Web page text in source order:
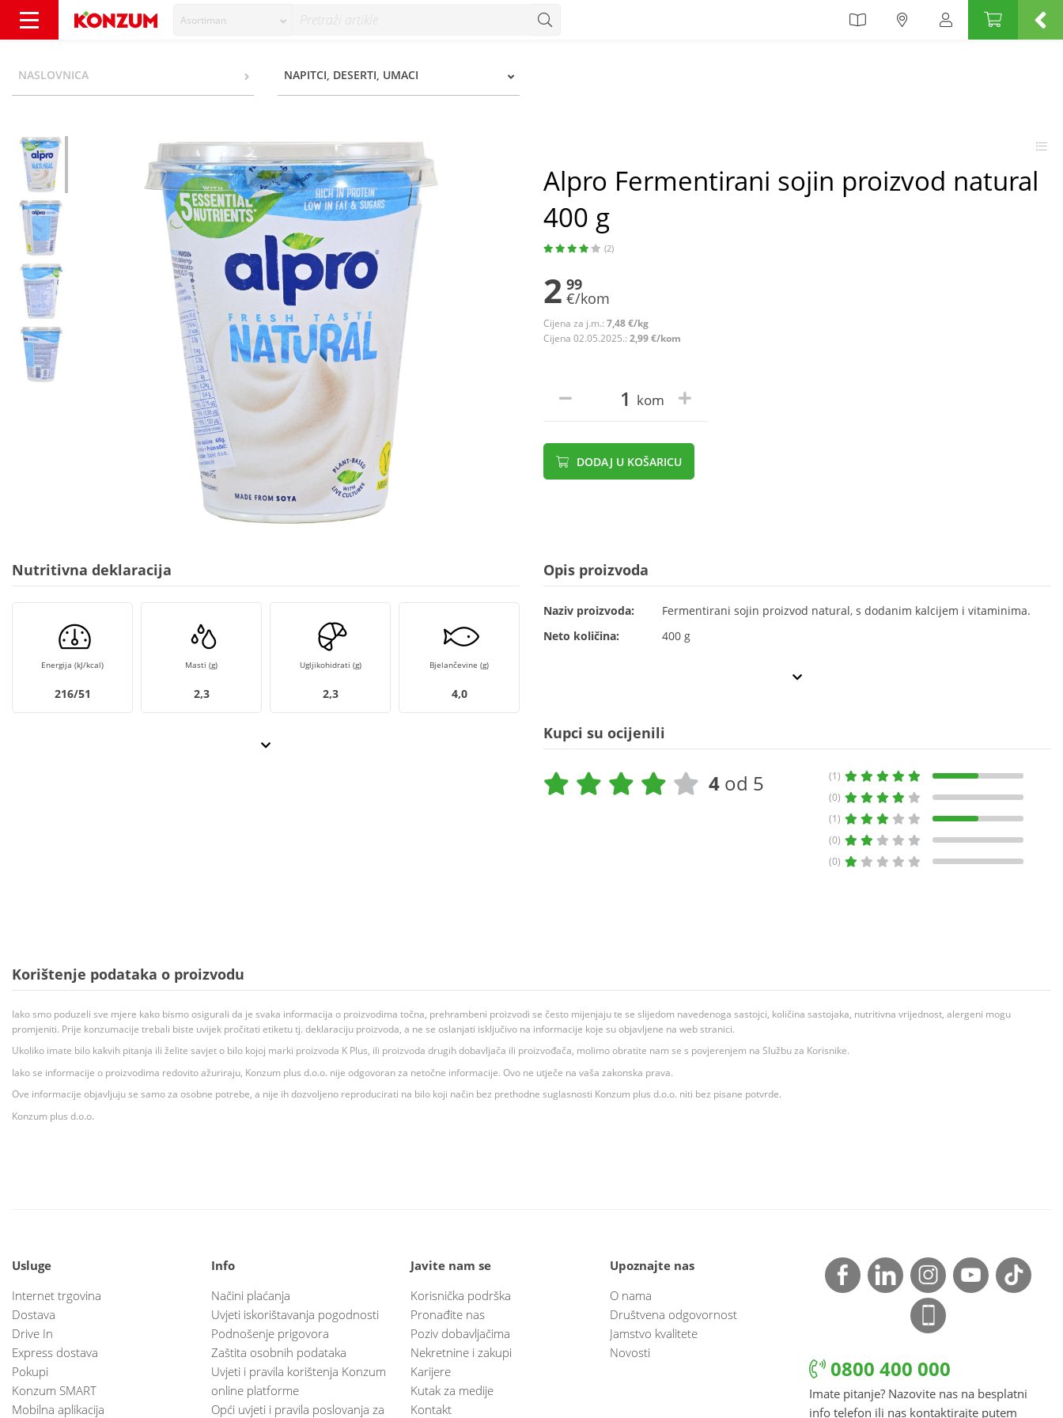
Asortiman
NASLOVNICA NAPITCI, DESERTI, UMACI
Alpro Fermentirani sojin proizvod natural
400 g
(2)
2 99
€/kom
Cijena za j.m.: 7,48 €/kg
Cijena 02.05.2025.: 2,99 €/kom
kom
DODAJ U KOŠARICU
Nutritivna deklaracija
Energija (kJ/kcal)
216/51
Masti (g)
2,3
Ugljikohidrati (g)
2,3
Bjelančevine (g)
4,0
Opis proizvoda
Naziv proizvoda:
Fermentirani sojin proizvod natural, s dodanim kalcijem i vitaminima.
Neto količina:
400 g
Kupci su ocijenili
4 od 5
(1)
(0)
(1)
(0)
(0)
Korištenje podataka o proizvodu
Iako smo poduzeli sve mjere kako bismo osigurali da je svaka informacija o proizvodima točna, prehrambeni proizvodi se često mijenjaju te se slijedom navedenoga sastojci, količina sastojaka, nutritivna vrijednost, alergeni mogu
promjeniti. Prije konzumacije trebali biste uvijek pročitati etiketu tj. deklaraciju proizvoda, a ne se oslanjati isključivo na informacije koje su objavljene na web stranici.
Ukoliko imate bilo kakvih pitanja ili želite savjet o bilo kojoj marki proizvoda K Plus, ili proizvoda drugih dobavljača ili proizvođača, molimo obratite nam se s povjerenjem na Službu za Korisnike.
Iako se informacije o proizvodima redovito ažuriraju, Konzum plus d.o.o. nije odgovoran za netočne informacije. Ovo ne utječe na vaša zakonska prava.
Ove informacije objavljuju se samo za osobne potrebe, a nije ih dozvoljeno reproducirati na bilo koji način bez prethodne suglasnosti Konzum plus d.o.o. niti bez pisane potvrde.
Konzum plus d.o.o.
Usluge
Internet trgovina
Dostava
Drive In
Express dostava
Pokupi
Konzum SMART
Mobilna aplikacija
Info
Načini plaćanja
Uvjeti iskorištavanja pogodnosti
Podnošenje prigovora
Zaštita osobnih podataka
Uvjeti i pravila korištenja Konzum
online platforme
Opći uvjeti i pravila poslovanja za
Javite nam se
Korisnička podrška
Pronađite nas
Poziv dobavljačima
Nekretnine i zakupi
Karijere
Kutak za medije
Kontakt
Upoznajte nas
O nama
Društvena odgovornost
Jamstvo kvalitete
Novosti
0800 400 000
Imate pitanje? Nazovite nas na besplatni
info telefon ili nas kontaktirajte putem